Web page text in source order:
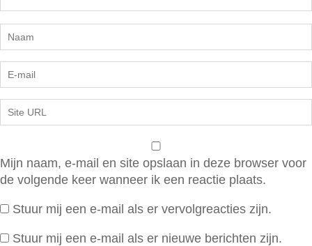
Mijn naam, e-mail en site opslaan in deze browser voor
de volgende keer wanneer ik een reactie plaats.
Stuur mij een e-mail als er vervolgreacties zijn.
Stuur mij een e-mail als er nieuwe berichten zijn.